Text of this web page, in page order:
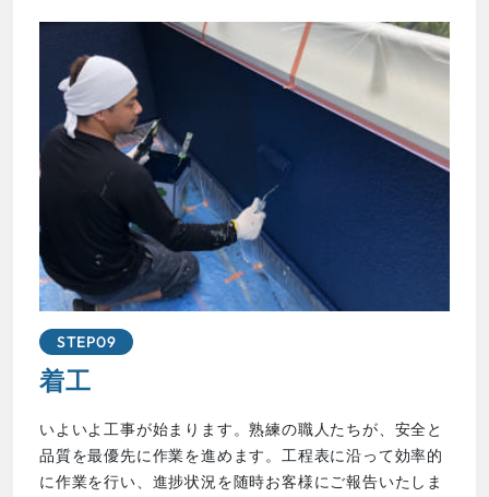
STEP09
着工
いよいよ工事が始まります。熟練の職人たちが、安全と
品質を最優先に作業を進めます。工程表に沿って効率的
に作業を行い、進捗状況を随時お客様にご報告いたしま